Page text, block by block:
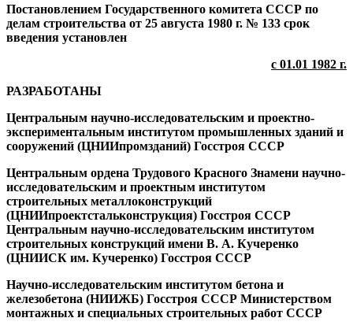
Постановлением Государственного комитета СССР по
делам строительства от 25 августа 1980 г. № 133 срок
введения установлен
с 01.01 1982 г.
РАЗРАБОТАНЫ
Центральным научно-исследовательским и проектно-
экспериментальным институтом промышленных зданий и
сооружений (ЦНИИпромзданий) Госстроя СССР
Центральным ордена Трудового Красного Знамени научно-
исследовательским и проектным институтом
строительных металлоконструкций
(ЦНИИпроектстальконструкция) Госстроя СССР
Центральным научно-исследовательским институтом
строительных конструкций имени В. А. Кучеренко
(ЦНИИСК им. Кучеренко) Госстроя СССР
Научно-исследовательским институтом бетона и
железобетона (НИИЖБ) Госстроя СССР Министерством
монтажных и специальных строительных работ СССР